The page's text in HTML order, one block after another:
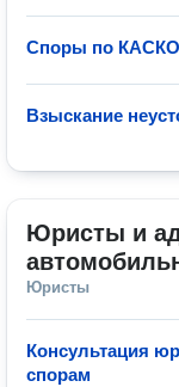
Споры по КАСКО
Взыскание
Юристы и
Юристы
Консультация
спорам